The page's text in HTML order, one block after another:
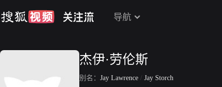
导航
杰伊·劳伦斯
别名： Jay Lawrence / Jay Storch